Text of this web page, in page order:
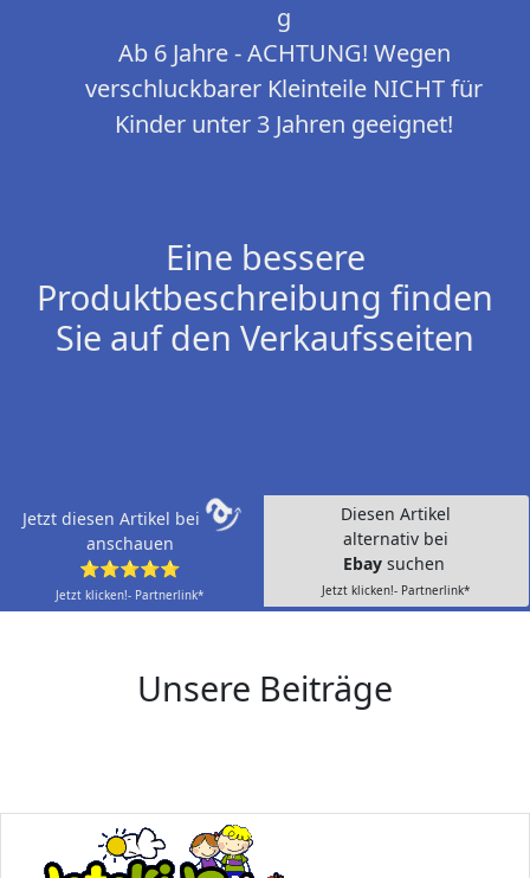
g
Ab 6 Jahre - ACHTUNG! Wegen
verschluckbarer Kleinteile NICHT für
Kinder unter 3 Jahren geeignet!
Eine bessere
Produktbeschreibung finden
Sie auf den Verkaufsseiten
Jetzt diesen Artikel bei
anschauen
⭐⭐⭐⭐⭐
Jetzt klicken!- Partnerlink*
Diesen Artikel
alternativ bei
Ebay suchen
Jetzt klicken!- Partnerlink*
Unsere Beiträge